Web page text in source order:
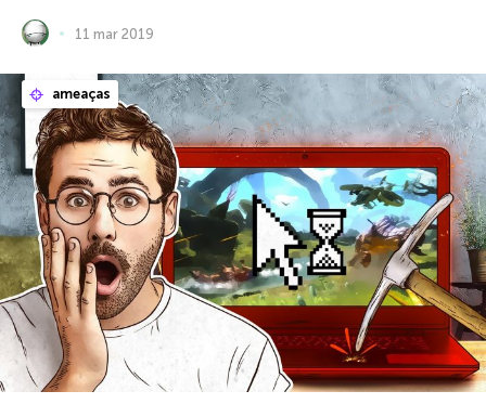
11 mar 2019
ameaças